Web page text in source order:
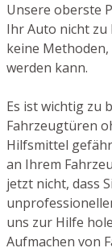
Unsere oberste
Ihr Auto nicht zu
keine
werden kann.
Es ist wichtig zu
Fahrzeugtüren
Hilfsmittel
an Ihrem
jetzt nicht, dass
uns zur Hilfe
Aufmachen von